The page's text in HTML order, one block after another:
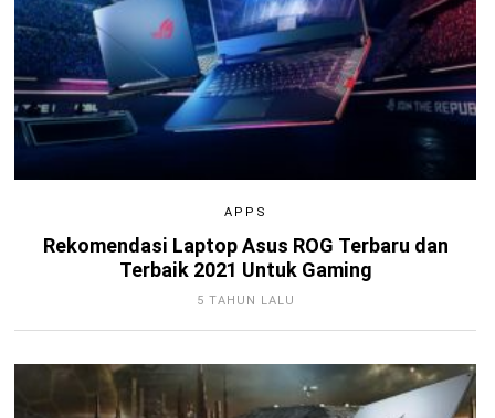
APPS
Rekomendasi Laptop Asus ROG Terbaru dan
Terbaik 2021 Untuk Gaming
5 TAHUN LALU